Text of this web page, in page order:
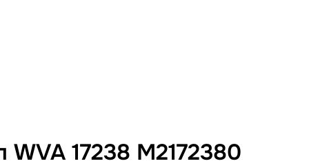
17238 M2172380